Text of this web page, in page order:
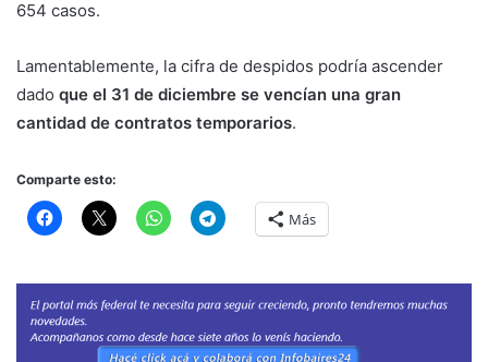
654 casos.
Lamentablemente, la cifra de despidos podría ascender
dado que el 31 de diciembre se vencían una gran
cantidad de contratos temporarios.
Comparte esto:
Más